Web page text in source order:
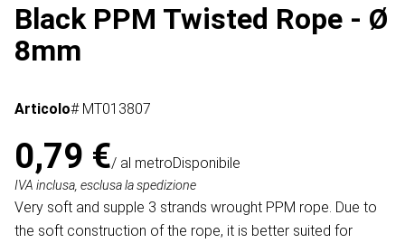
Black PPM Twisted Rope - Ø
8mm
Articolo# MT013807
0,79 €/ al metroDisponibile
IVA inclusa, esclusa la spedizione
Very soft and supple 3 strands wrought PPM rope. Due to
the soft construction of the rope, it is better suited for